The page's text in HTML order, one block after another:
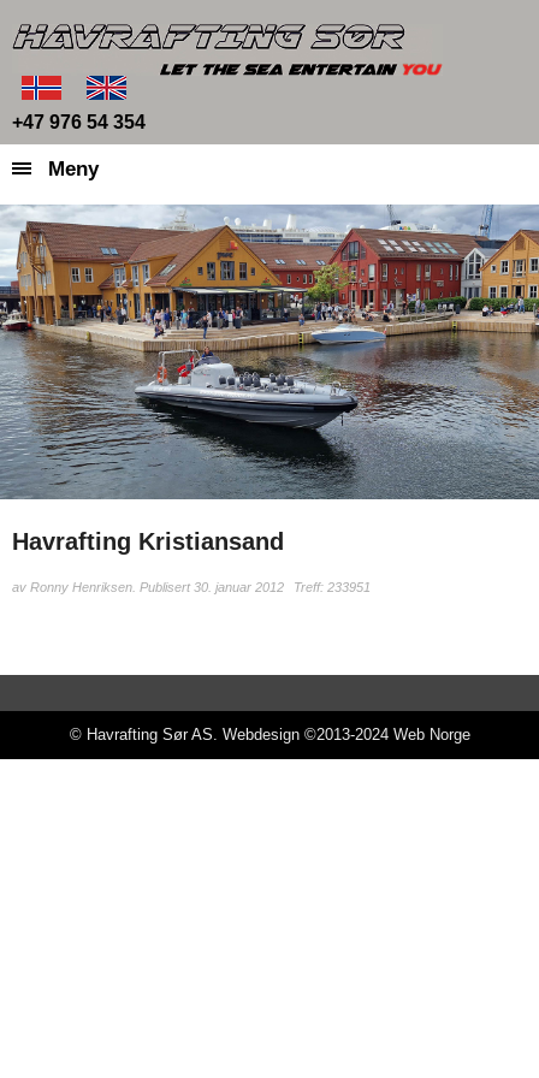
+47 976 54 354
Meny
Havrafting Kristiansand
av Ronny Henriksen Publisert 30. januar 2012 Treff: 233951
© Havrafting Sør AS. Webdesign ©2013-2024 Web Norge